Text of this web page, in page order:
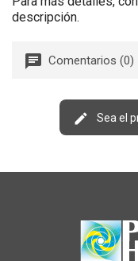
descripción.
Comentarios (0)
Sea el